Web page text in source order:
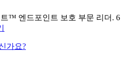
트™ 엔드포인트 보호 부문 리더. 6
가요?